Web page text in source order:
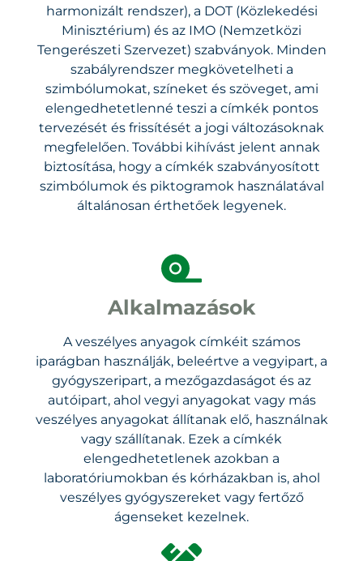
harmonizált rendszer), a DOT (Közlekedési
Minisztérium) és az IMO (Nemzetközi
Tengerészeti Szervezet) szabványok. Minden
szabályrendszer megkövetelheti a
szimbólumokat, színeket és szöveget, ami
elengedhetetlenné teszi a címkék pontos
tervezését és frissítését a jogi változásoknak
megfelelően. További kihívást jelent annak
biztosítása, hogy a címkék szabványosított
szimbólumok és piktogramok használatával
általánosan érthetőek legyenek.
Alkalmazások
A veszélyes anyagok címkéit számos
iparágban használják, beleértve a vegyipart, a
gyógyszeripart, a mezőgazdaságot és az
autóipart, ahol vegyi anyagokat vagy más
veszélyes anyagokat állítanak elő, használnak
vagy szállítanak. Ezek a címkék
elengedhetetlenek azokban a
laboratóriumokban és kórházakban is, ahol
veszélyes gyógyszereket vagy fertőző
ágenseket kezelnek.